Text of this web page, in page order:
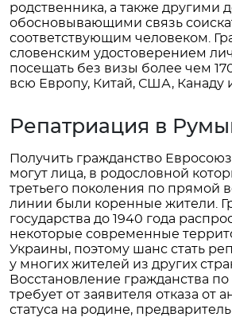
родственника, а также другими
обосновывающими связь
соответствующим человеком.
словенским удостоверением
посещать без визы более чем
всю Европу, Китай, США, Канаду
Репатриация в
Получить гражданство
могут лица, в родословной
третьего поколения по прямой
линии были коренные жители.
государства до 1940 года
некоторые современные
Украины, поэтому шанс стать
у многих жителей из других
Восстановление гражданства
требует от заявителя отказа от
статуса на родине,